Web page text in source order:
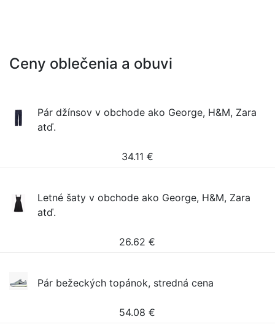
Ceny oblečenia a obuvi
Pár džínsov v obchode ako George, H&M, Zara
atď.
34.11 €
Letné šaty v obchode ako George, H&M, Zara
atď.
26.62 €
Pár bežeckých topánok, stredná cena
54.08 €